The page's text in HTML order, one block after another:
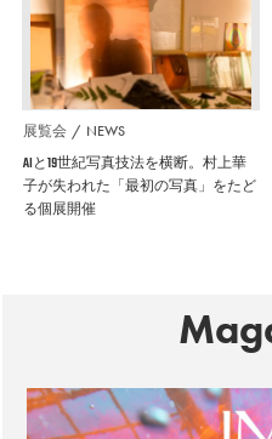
展覧会 NEWS
AIと19世紀写真技法を横断。村上華
子が失われた「最初の写真」をたど
る個展開催